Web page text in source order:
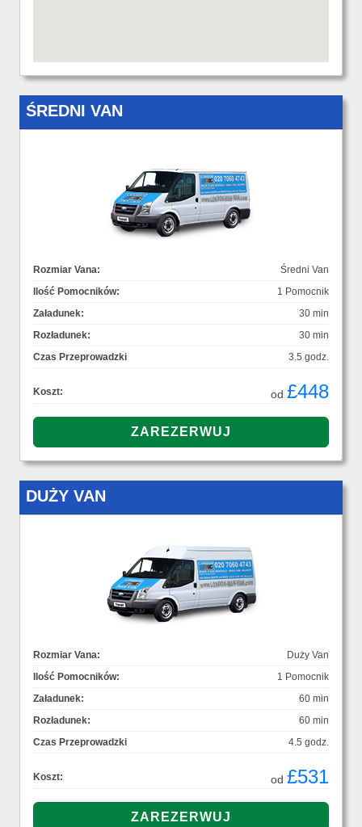
ŚREDNI VAN
Rozmiar Vana:
Średni Van
Ilość Pomocników:
1 Pomocnik
Załadunek:
30 min
Rozładunek:
30 min
Czas Przeprowadzki
3.5 godz.
Koszt: od £448
DUŻY VAN
Rozmiar Vana:
Duży Van
Ilość Pomocników:
1 Pomocnik
Załadunek:
60 min
Rozładunek:
60 min
Czas Przeprowadzki
4.5 godz.
Koszt: od £531